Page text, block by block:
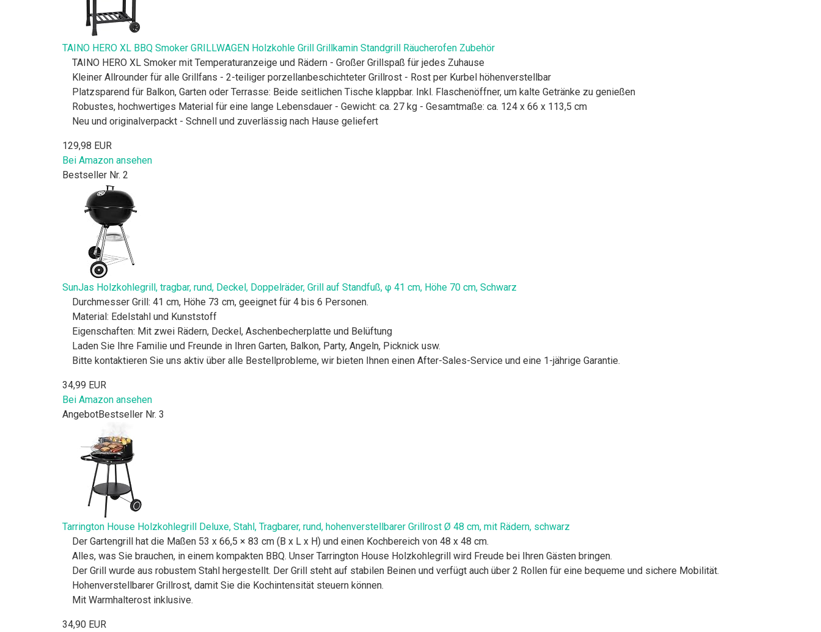
TAINO HERO XL BBQ Smoker GRILLWAGEN Holzkohle Grill Grillkamin Standgrill Räucherofen Zubehör
TAINO HERO XL Smoker mit Temperaturanzeige und Rädern - Großer Grillspaß für jedes Zuhause
Kleiner Allrounder für alle Grillfans - 2-teiliger porzellanbeschichteter Grillrost - Rost per Kurbel höhenverstellbar
Platzsparend für Balkon, Garten oder Terrasse: Beide seitlichen Tische klappbar. Inkl. Flaschenöffner, um kalte Getränke zu genießen
Robustes, hochwertiges Material für eine lange Lebensdauer - Gewicht: ca. 27 kg - Gesamtmaße: ca. 124 x 66 x 113,5 cm
Neu und originalverpackt - Schnell und zuverlässig nach Hause geliefert
129,98 EUR
Bei Amazon ansehen
Bestseller Nr. 2
SunJas Holzkohlegrill, tragbar, rund, Deckel, Doppelräder, Grill auf Standfuß, φ 41 cm, Höhe 70 cm, Schwarz
Durchmesser Grill: 41 cm, Höhe 73 cm, geeignet für 4 bis 6 Personen.
Material: Edelstahl und Kunststoff
Eigenschaften: Mit zwei Rädern, Deckel, Aschenbecherplatte und Belüftung
Laden Sie Ihre Familie und Freunde in Ihren Garten, Balkon, Party, Angeln, Picknick usw.
Bitte kontaktieren Sie uns aktiv über alle Bestellprobleme, wir bieten Ihnen einen After-Sales-Service und eine 1-jährige Garantie.
34,99 EUR
Bei Amazon ansehen
AngebotBestseller Nr. 3
Tarrington House Holzkohlegrill Deluxe, Stahl, Tragbarer, rund, hohenverstellbarer Grillrost Ø 48 cm, mit Rädern, schwarz
Der Gartengrill hat die Maßen 53 x 66,5 × 83 cm (B x L x H) und einen Kochbereich von 48 x 48 cm.
Alles, was Sie brauchen, in einem kompakten BBQ. Unser Tarrington House Holzkohlegrill wird Freude bei Ihren Gästen bringen.
Der Grill wurde aus robustem Stahl hergestellt. Der Grill steht auf stabilen Beinen und verfügt auch über 2 Rollen für eine bequeme und sichere Mobilität.
Hohenverstellbarer Grillrost, damit Sie die Kochintensität steuern können.
Mit Warmhalterost inklusive.
34,90 EUR